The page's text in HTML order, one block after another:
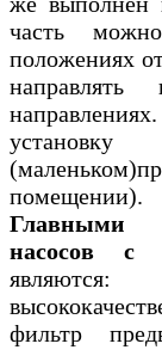
часть
положениях
помещении).
Главными
насосов с
фильтр